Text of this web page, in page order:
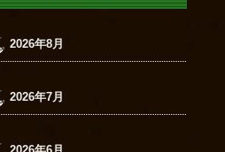
2026年8月
2026年7月